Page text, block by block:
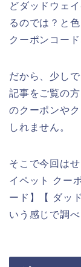
どダッドウェ
るのでは？と
クーポンコー
だから、少し
記事をご覧の
のクーポンや
しれません。
そこで今回は
イペット クー
ード】【 ダッ
いう感じで調